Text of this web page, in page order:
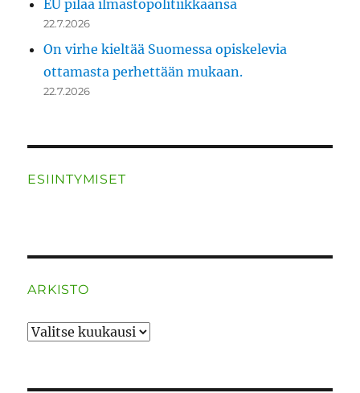
EU pilaa ilmastopolitiikkaansa
22.7.2026
On virhe kieltää Suomessa opiskelevia
ottamasta perhettään mukaan.
22.7.2026
ESIINTYMISET
ARKISTO
ARKISTO